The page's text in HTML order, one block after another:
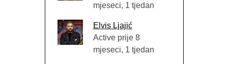
mjeseci, 1 tjedan
Elvis Ljajić
Active prije 8
mjeseci, 1 tjedan